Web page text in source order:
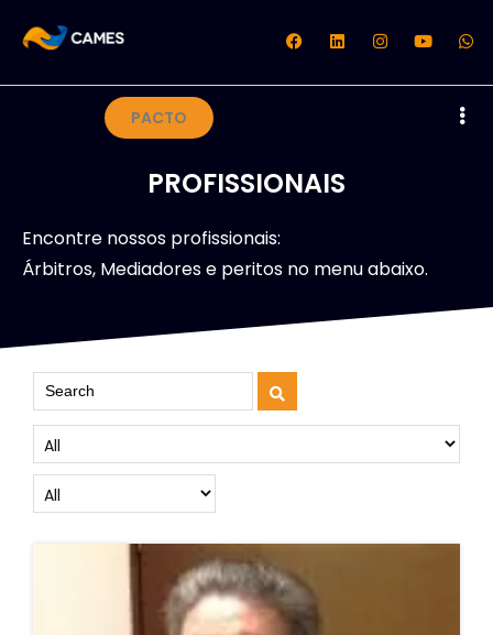
PACTO
PROFISSIONAIS
Encontre nossos profissionais:
Árbitros, Mediadores e peritos no menu abaixo.